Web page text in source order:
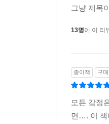
그냥 제목
13명이 이 리
종이책 구매
모든 감정
면…. 이 책